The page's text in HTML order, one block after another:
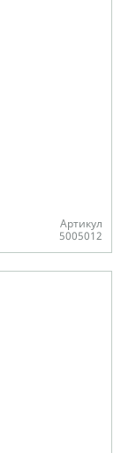
Артикул
5005012